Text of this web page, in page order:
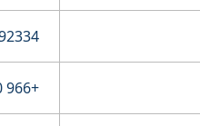
⁦+966533192334⁩
+966 50 359 3953